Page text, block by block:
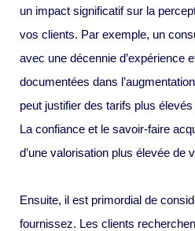
un impact significatif sur la
vos clients. Par exemple, un
avec une décennie d’expérience
documentées dans
peut justifier des tarifs plus élevés
La confiance et le savoir-faire
d’une valorisation plus élevée de
Ensuite, il est primordial de
fournissez. Les clients